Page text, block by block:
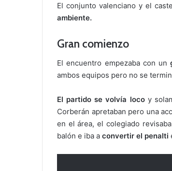
El conjunto valenciano y el
ambiente.
Gran comienzo
El encuentro empezaba con un
ambos equipos pero no se
El partido se volvía locoy
Corberán apretaban pero una
en el área, el colegiado
balón e iba a convertir el penalti